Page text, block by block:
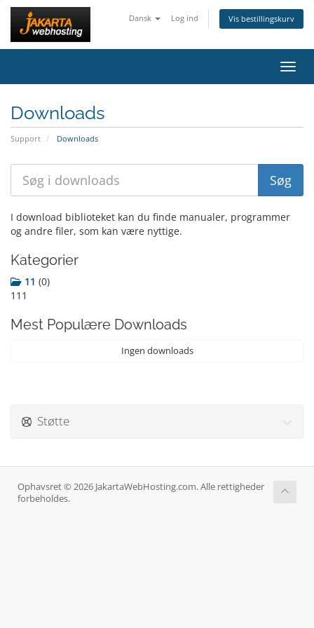
Dansk Log ind Vis bestillingskurv
Skift
Downloads
Support Downloads
I download biblioteket kan du finde manualer, programmer
og andre filer, som kan være nyttige.
Kategorier
11 (0)
111
Mest Populære Downloads
Ingen downloads
Støtte
Ophavsret © 2026 JakartaWebHosting.com. Alle rettigheder
forbeholdes.